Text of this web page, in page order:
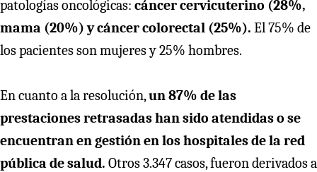
patologías oncológicas: cáncer cervicuterino (28%,
mama (20%) y cáncer colorectal (25%). El 75% de
los pacientes son mujeres y 25% hombres.
En cuanto a la resolución,un 87% de las
prestaciones retrasadas han sido atendidas o se
encuentran en gestión en los hospitales de la red
pública de salud. Otros 3.347 casos, fueron derivados a